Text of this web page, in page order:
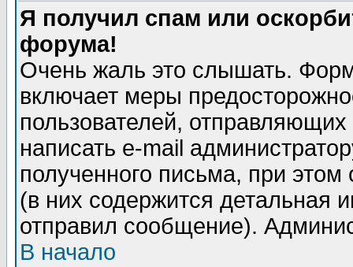
Я получил спам или
форума!
Очень жаль это слышать.
включает меры
пользователей,
написать e-mail
полученного письма, при этом
(в них содержится детальная
отправил сообщение).
В начало